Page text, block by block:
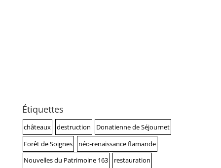
Étiquettes
châteaux destruction
Donatienne de Séjournet
Forêt de Soignes
néo-renaissance flamande
Nouvelles du Patrimoine 163
restauration